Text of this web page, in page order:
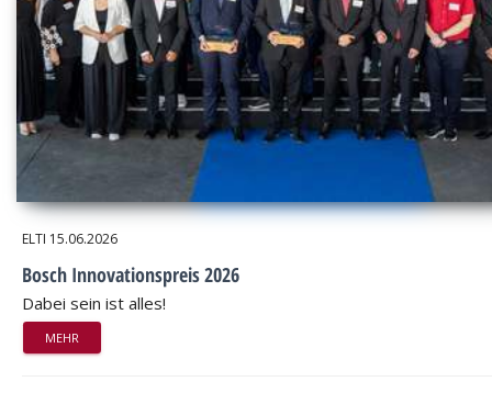
ELTI 15.06.2026
Bosch Innovationspreis 2026
Dabei sein ist alles!
MEHR